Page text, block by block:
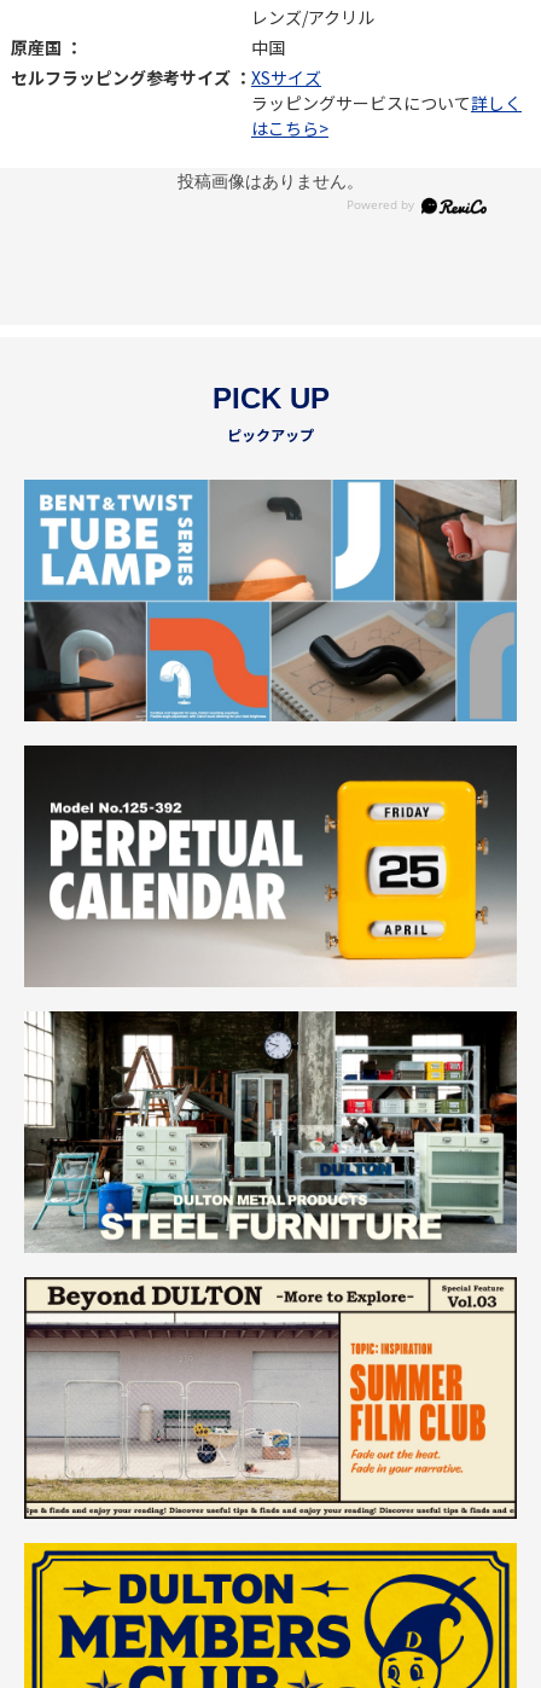
レンズ/アクリル
原産国 ：
中国
セルフラッピング参考サイズ ： XSサイズ
ラッピングサービスについて詳しく
はこちら>
投稿画像はありません。
PICK UP
ピックアップ